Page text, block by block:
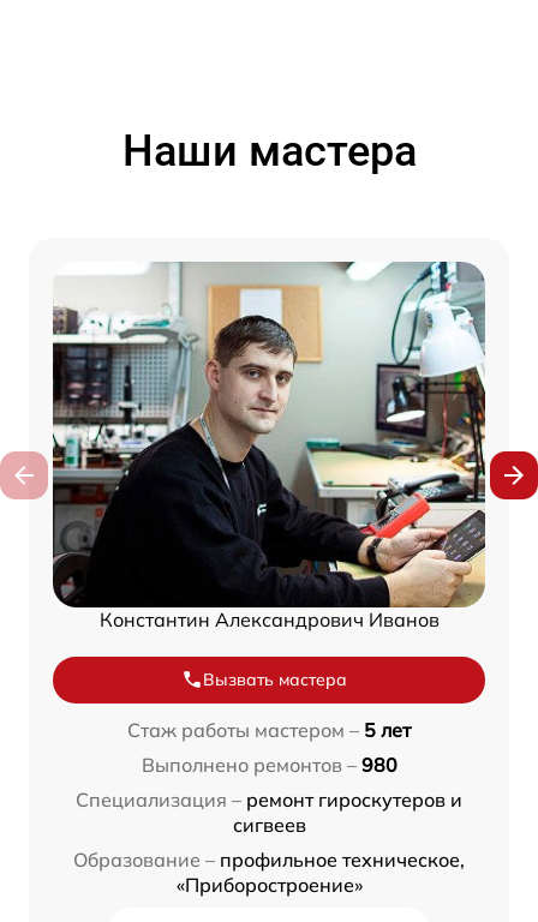
Наши мастера
Константин Александрович Иванов
Вызвать мастера
Стаж работы мастером – 5 лет
Выполнено ремонтов – 980
Специализация – ремонт гироскутеров и
сигвеев
Образование – профильное техническое,
«Приборостроение»